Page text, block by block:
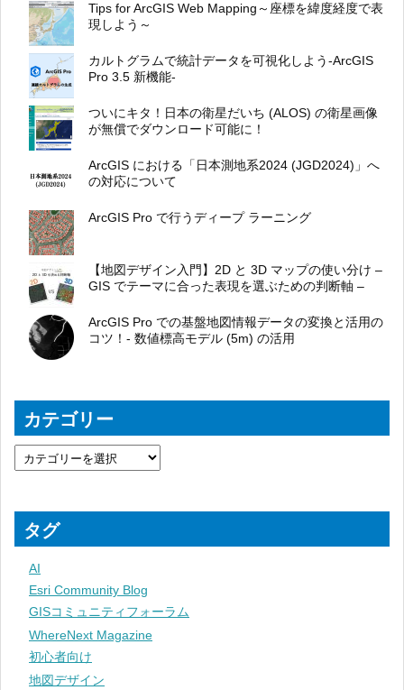
Tips for ArcGIS Web Mapping～座標を緯度経度で表
現しよう～
カルトグラムで統計データを可視化しよう-ArcGIS
Pro 3.5 新機能-
ついにキタ！日本の衛星だいち (ALOS) の衛星画像
が無償でダウンロード可能に！
ArcGIS における「日本測地系2024 (JGD2024)」へ
の対応について
ArcGIS Pro で行うディープ ラーニング
【地図デザイン入門】2D と 3D マップの使い分け –
GIS でテーマに合った表現を選ぶための判断軸 –
ArcGIS Pro での基盤地図情報データの変換と活用の
コツ！- 数値標高モデル (5m) の活用
カテゴリー
タグ
AI
Esri Community Blog
GISコミュニティフォーラム
WhereNext Magazine
初心者向け
地図デザイン